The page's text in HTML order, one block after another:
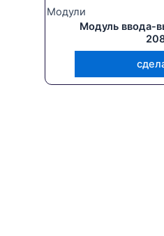
Модули
Модуль ввода-